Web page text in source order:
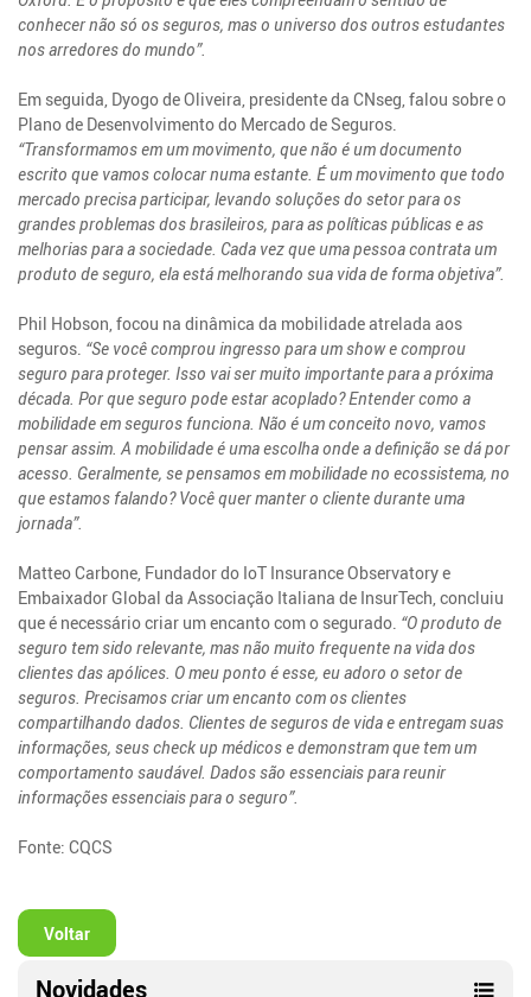
conhecer não só os seguros, mas o universo dos outros estudantes
nos arredores do mundo”.
Em seguida, Dyogo de Oliveira, presidente da CNseg, falou sobre o
Plano de Desenvolvimento do Mercado de Seguros.
“Transformamos em um movimento, que não é um documento
escrito que vamos colocar numa estante. É um movimento que todo
mercado precisa participar, levando soluções do setor para os
grandes problemas dos brasileiros, para as políticas públicas e as
melhorias para a sociedade. Cada vez que uma pessoa contrata um
produto de seguro, ela está melhorando sua vida de forma objetiva”.
Phil Hobson, focou na dinâmica da mobilidade atrelada aos
seguros. “Se você comprou ingresso para um show e comprou
seguro para proteger. Isso vai ser muito importante para a próxima
década. Por que seguro pode estar acoplado? Entender como a
mobilidade em seguros funciona. Não é um conceito novo, vamos
pensar assim. A mobilidade é uma escolha onde a definição se dá por
acesso. Geralmente, se pensamos em mobilidade no ecossistema, no
que estamos falando? Você quer manter o cliente durante uma
jornada”.
Matteo Carbone, Fundador do IoT Insurance Observatory e
Embaixador Global da Associação Italiana de InsurTech, concluiu
que é necessário criar um encanto com o segurado. “O produto de
seguro tem sido relevante, mas não muito frequente na vida dos
clientes das apólices. O meu ponto é esse, eu adoro o setor de
seguros. Precisamos criar um encanto com os clientes
compartilhando dados. Clientes de seguros de vida e entregam suas
informações, seus check up médicos e demonstram que tem um
comportamento saudável. Dados são essenciais para reunir
informações essenciais para o seguro”.
Fonte: CQCS
Voltar
Novidades